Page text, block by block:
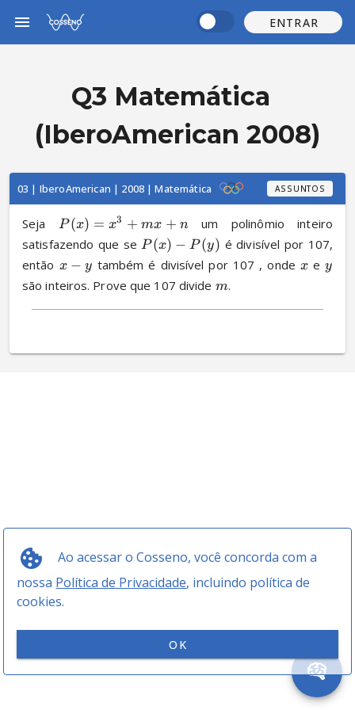
ENTRAR
Ao acessar o Cosseno, você concorda com a
nossa Política de Privacidade, incluindo política de
cookies.
OK
Q3 Matemática
(IberoAmerican 2008)
03 | IberoAmerican | 2008 | Matemática ASSUNTOS
Seja P (x) = x3 + mx + n um polinômio inteiro
satisfazendo que se P (x) − P (y) é divisível por 107,
então x − y também é divisível por 107 , onde x e y
são inteiros. Prove que 107 divide m.